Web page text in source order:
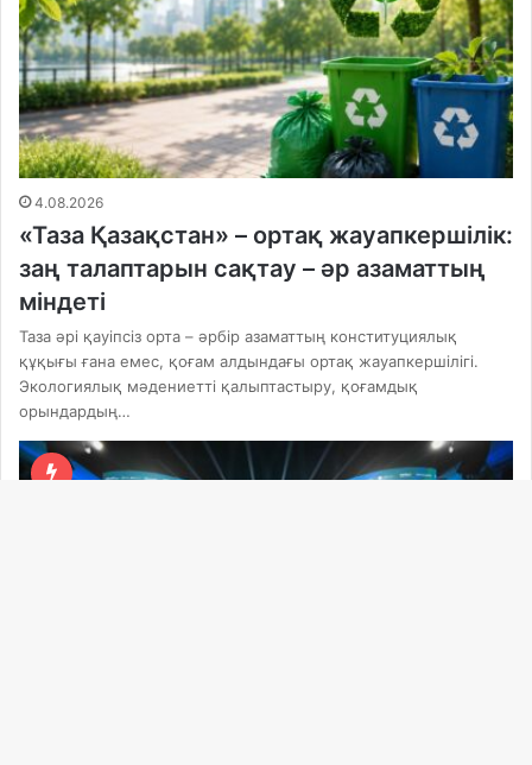
4.08.2026
«Таза Қазақстан» – ортақ жауапкершілік:
заң талаптарын сақтау – әр азаматтың
міндеті
Таза әрі қауіпсіз орта – әрбір азаматтың конституциялық
құқығы ғана емес, қоғам алдындағы ортақ жауапкершілігі.
Экологиялық мәдениетті қалыптастыру, қоғамдық
орындардың…